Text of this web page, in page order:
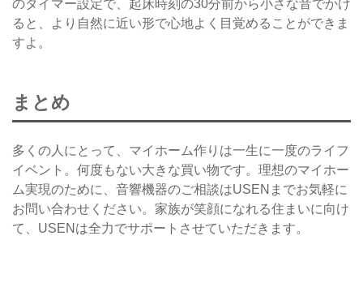
のタイマー設定で、起床時刻の30分前から小さな音でかけ
ると、より自然に近い形で心地よく目覚めることができま
すよ。
まとめ
多くの人にとって、マイホーム作りは一生に一度のライフ
イベント。何度もない大きな買い物です。理想のマイホー
ム実現のために、音響機器のご相談はUSENまでお気軽に
お問い合わせください。家族が笑顔になれる住まいに向け
て、USENは全力でサポートさせていただきます。